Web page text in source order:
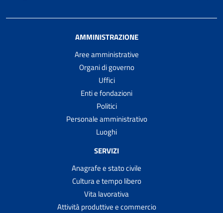
AMMINISTRAZIONE
Aree amministrative
Organi di governo
Uffici
Enti e fondazioni
Politici
Personale amministrativo
Luoghi
SERVIZI
Anagrafe e stato civile
Cultura e tempo libero
Vita lavorativa
Attività produttive e commercio